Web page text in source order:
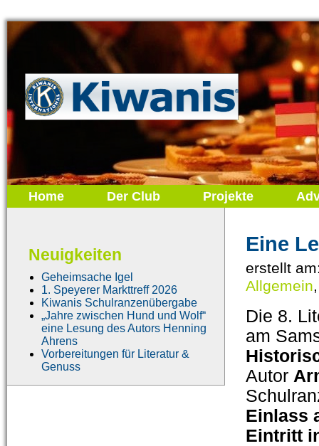
Home Der Club Projekte
Neuigkeiten
Geheimsache Igel
1. Speyerer Markttreff 2026
Kiwanis Schulranzenübergabe
„Jahre zwischen Hund und Wolf“
eine Lesung des Autors Henning
Ahrens
Vorbereitungen für Literatur &
Genuss
Eine
erstellt
Allgemein
Die 8.
am
Autor
Einlass
Eintritt